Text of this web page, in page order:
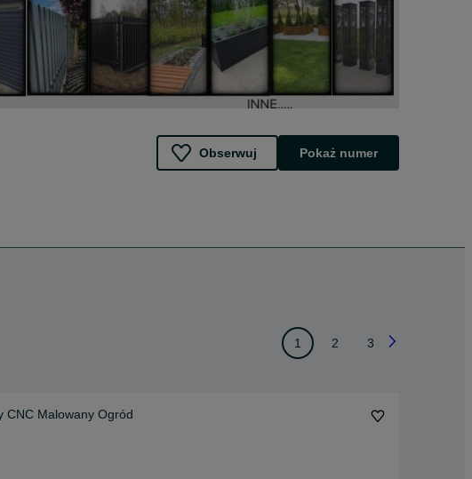
Obserwuj Pokaż numer
1 2 3
CNC Malowany Ogród